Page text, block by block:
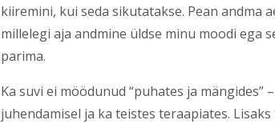
kiiremini, kui seda sikutatakse. Pean andma
millelegi aja andmine üldse minu moodi ega
parima.
Ka suvi ei möödunud “puhates ja
juhendamisel ja ka teistes teraapiates.